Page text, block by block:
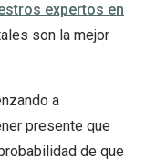
expertos en
son la mejor
a
presente que
de que